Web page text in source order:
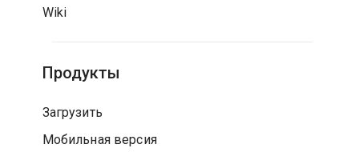
Wiki
Продукты
Загрузить
Мобильная версия